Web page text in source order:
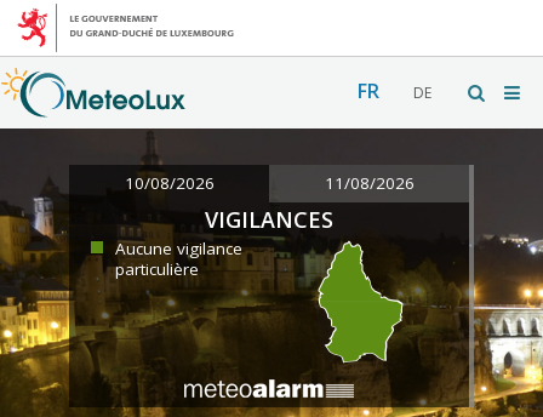
FR DE
10/08/2026 11/08/2026
VIGILANCES
Aucune vigilance
particulière